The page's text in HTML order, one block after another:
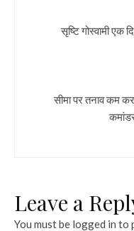
सृष्टि गोस्वामी एक
सीमा पर तनाव कम
Leave a
You must be logged in to